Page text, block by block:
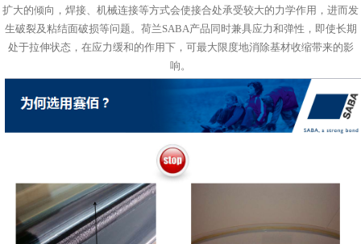
扩大的倾向，焊接、机械连接等方式会使接合处承受较大的力学作用，进而发
生破裂及粘结面破损等问题。荷兰SABA产品同时兼具应力和弹性，即使长期
处于拉伸状态，在应力缓和的作用下，可最大限度地消除基材收缩带来的影
响。